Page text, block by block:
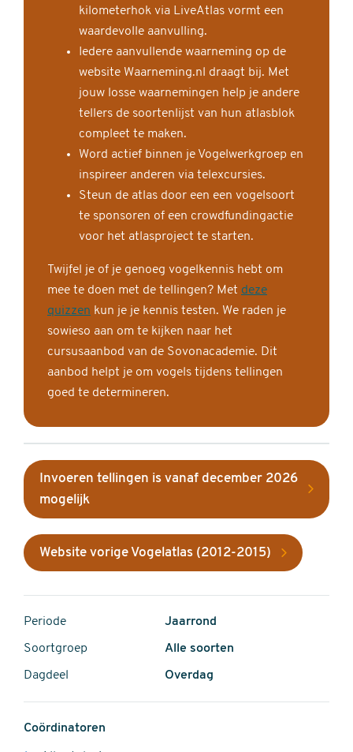
kilometerhok via LiveAtlas vormt een
waardevolle aanvulling.
Iedere aanvullende waarneming op de
website Waarneming.nl draagt bij. Met
jouw losse waarnemingen help je andere
tellers de soortenlijst van hun atlasblok
compleet te maken.
Word actief binnen je Vogelwerkgroep en
inspireer anderen via telexcursies.
Steun de atlas door een een vogelsoort
te sponsoren of een crowdfundingactie
voor het atlasproject te starten.
Twijfel je of je genoeg vogelkennis hebt om
mee te doen met de tellingen? Met deze
quizzen kun je je kennis testen. We raden je
sowieso aan om te kijken naar het
cursusaanbod van de Sovonacademie. Dit
aanbod helpt je om vogels tijdens tellingen
goed te determineren.
Invoeren tellingen is vanaf december 2026
mogelijk
Website vorige Vogelatlas (2012-2015)
Periode Jaarrond
Soortgroep Alle soorten
Dagdeel Overdag
Coördinatoren